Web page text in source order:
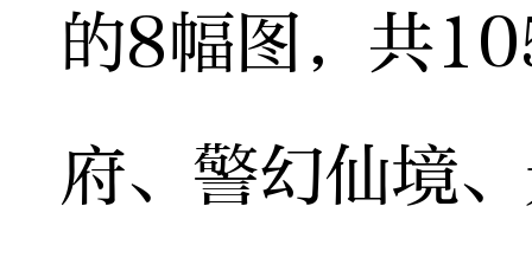
的8幅图，共
府、警幻仙境